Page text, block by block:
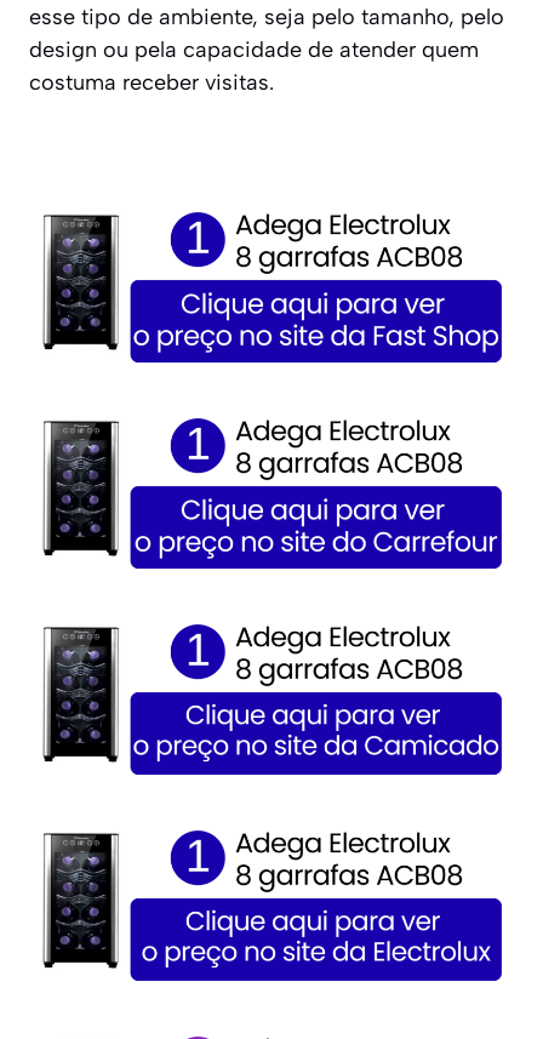
esse tipo de ambiente, seja pelo tamanho, pelo
design ou pela capacidade de atender quem
costuma receber visitas.